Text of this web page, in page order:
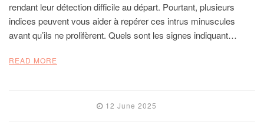
rendant leur détection difficile au départ. Pourtant, plusieurs
indices peuvent vous aider à repérer ces intrus minuscules
avant qu’ils ne prolifèrent. Quels sont les signes indiquant…
READ MORE
12 June 2025